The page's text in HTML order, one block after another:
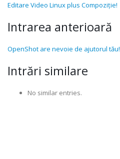
Editare Video Linux plus Compoziție!
Intrarea anterioară
OpenShot are nevoie de ajutorul tău!
Intrări similare
No similar entries.